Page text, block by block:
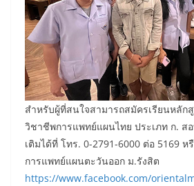
สำหรับผู้ที่สนใจสามารถสมัครเรียนหลัก
วิชาชีพการแพทย์แผนไทย ประเภท ก. ส
เติมได้ที่ โทร. 0-2791-6000 ต่อ 5169 ห
การแพทย์แผนตะวันออก ม.รังสิต
https://www.facebook.com/